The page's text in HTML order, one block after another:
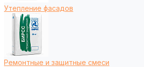
Утепление фасадов
Ремонтные и защитные смеси